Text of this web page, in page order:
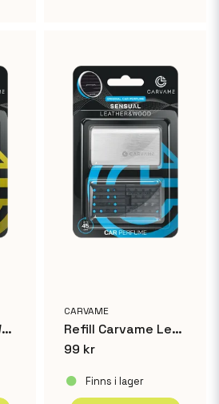
Carvame Warm Woods Alu
CARVAME
Refill Carvame Leather&Wood Alu
99 kr
Finns i lager